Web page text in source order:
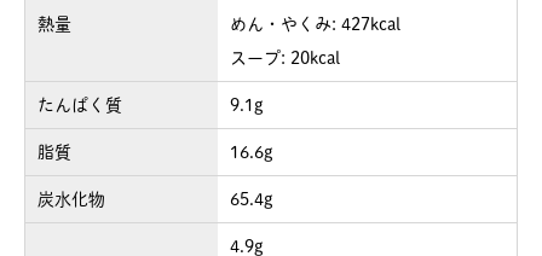
熱量
めん・やくみ: 427kcal
スープ: 20kcal
たんぱく質 9.1g
脂質 16.6g
炭水化物 65.4g
4.9g